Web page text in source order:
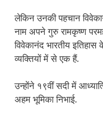
लेकिन उनकी पहचान
नाम अपने गुरु रामकृष्ण
विवेकानंद भारतीय
व्यक्तियों में से एक हैं.
उन्होंने १९वीं सदी में
अहम भूमिका निभाई.